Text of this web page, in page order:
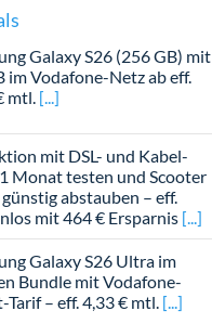
Galaxy S26 (256 GB) mit
im Vodafone-Netz ab eff.
mtl.
mit DSL- und Kabel-
Monat testen und Scooter
günstig abstauben – eff.
mit 464 € Ersparnis
Galaxy S26 Ultra im
Bundle mit Vodafone-
Tarif – eff. 4,33 € mtl.